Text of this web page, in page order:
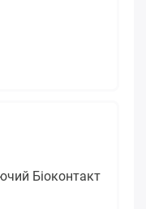
Біоконтакт